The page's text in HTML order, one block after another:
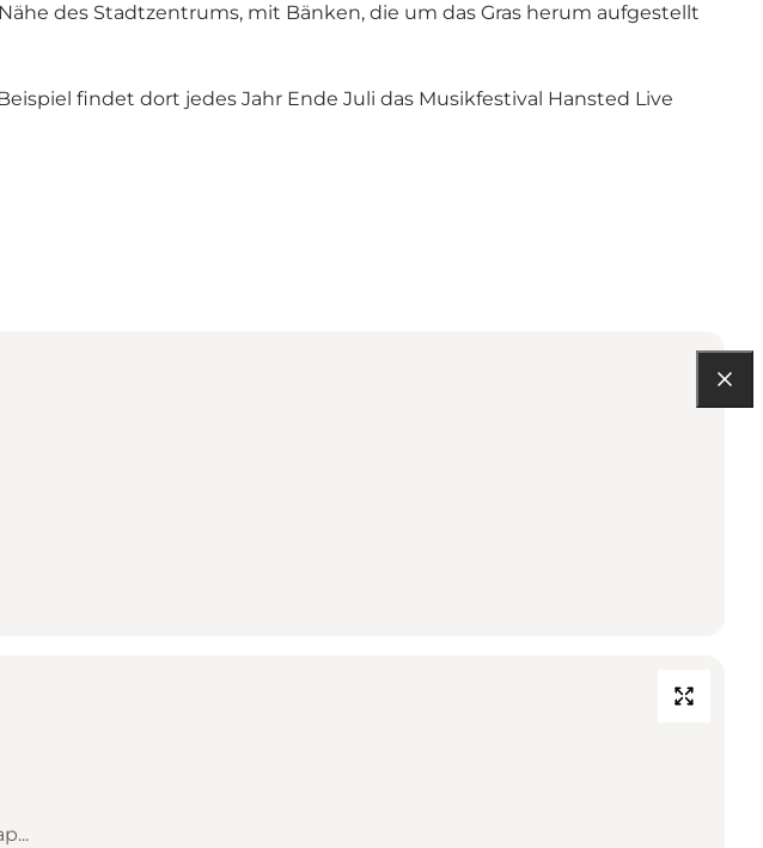
des Stadtzentrums, mit Bänken, die um das Gras herum aufgestellt
findet dort jedes Jahr Ende Juli das Musikfestival Hansted Live